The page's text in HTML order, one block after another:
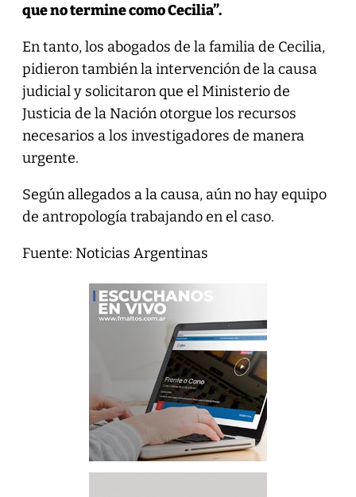
que no termine como Cecilia”.
En tanto, los abogados de la familia de Cecilia,
pidieron también la intervención de la causa
judicial y solicitaron que el Ministerio de
Justicia de la Nación otorgue los recursos
necesarios a los investigadores de manera
urgente.
Según allegados a la causa, aún no hay equipo
de antropología trabajando en el caso.
Fuente: Noticias Argentinas